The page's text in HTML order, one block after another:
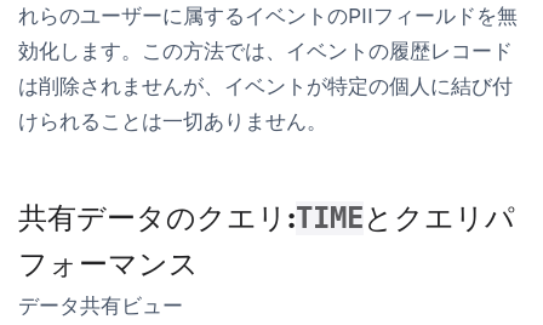
れらのユーザーに属するイベントのPIIフィールドを無
効化します。この方法では、イベントの履歴レコード
は削除されませんが、イベントが特定の個人に結び付
けられることは一切ありません。
共有データのクエリ:TIMEとクエリパ
フォーマンス
データ共有ビュー